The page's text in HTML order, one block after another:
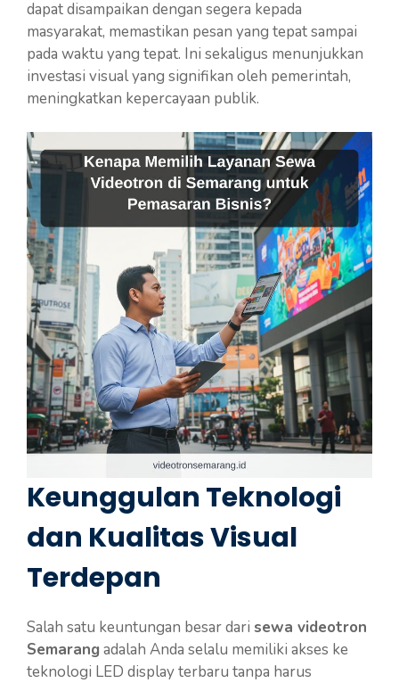
dapat disampaikan dengan segera kepada
masyarakat, memastikan pesan yang tepat sampai
pada waktu yang tepat. Ini sekaligus menunjukkan
investasi visual yang signifikan oleh pemerintah,
meningkatkan kepercayaan publik.
Keunggulan Teknologi
dan Kualitas Visual
Terdepan
Salah satu keuntungan besar dari sewa videotron
Semarang adalah Anda selalu memiliki akses ke
teknologi LED display terbaru tanpa harus